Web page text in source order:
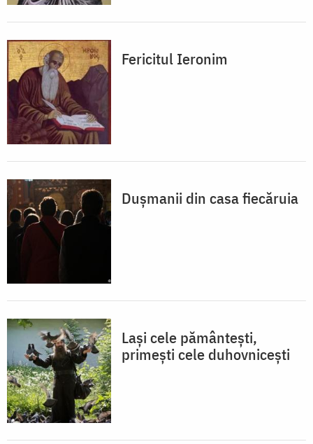
Fericitul Ieronim
Dușmanii din casa fiecăruia
Lași cele pământești,
primești cele duhovnicești